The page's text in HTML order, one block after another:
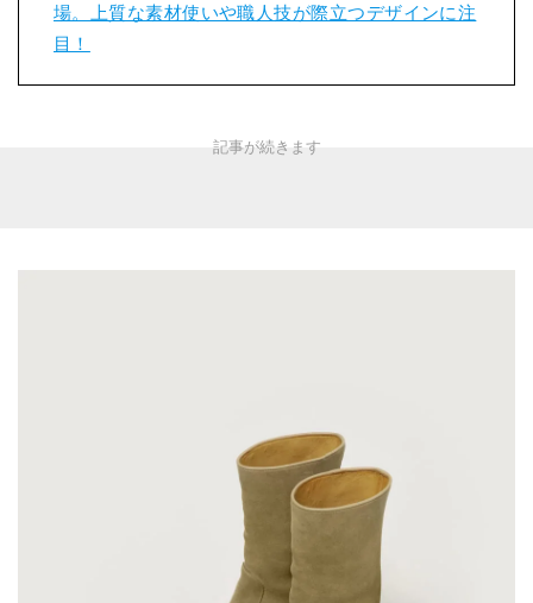
場。上質な素材使いや職人技が際立つデザインに注
目！